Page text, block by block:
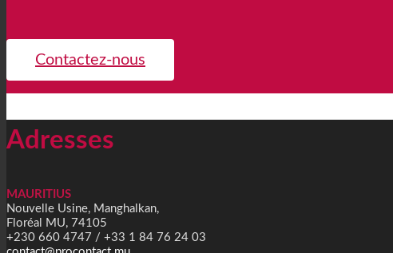
Contactez-nous
Adresses
MAURITIUS
Nouvelle Usine, Manghalkan,
Floréal MU, 74105
+230 660 4747 / +33 1 84 76 24 03